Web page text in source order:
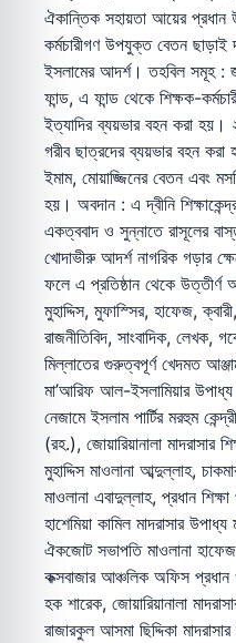
ঐকান্তিক সহায়তা আয়ের প্রধান
কর্মচারীগণ উপযুক্ত বেতন
ইসলামের আদর্শ। তহবিল সমূহ :
ফান্ড, এ ফান্ড থেকে শিক্ষক-
ইত্যাদির ব্যয়ভার বহন করা
গরীব ছাত্রদের ব্যয়ভার বহন
ইমাম, মোয়াজ্জিনের বেতন এবং
হয়। অবদান : এ দ্বীনি
একত্ববাদ ও সুন্নাতে রাসূলের
খোদাভীরু আদর্শ নাগরিক গড়ার
ফলে এ প্রতিষ্ঠান থেকে
মুহাদ্দিস, মুফাস্সির, হাফেজ,
রাজনীতিবিদ, সাংবাদিক, লেখক,
মিল্লাতের গুরুত্বপূর্ণ খেদমত
মা’আরিফ আল-ইসলামিয়ার
নেজামে ইসলাম পার্টির মরহুম
(রহ.), জোয়ারিয়ানালা মাদরাসার
মুহাদ্দিস মাওলানা আব্দুল্লাহ,
মাওলানা এবাদুল্লাহ, প্রধান
হাশেমিয়া কামিল মাদরাসার
ঐকজোট সভাপতি মাওলানা হাফেজ
কক্সবাজার আঞ্চলিক অফিস
হক শারেক, জোয়ারিয়ানালা
রাজারকুল আসমা ছিদ্দিকা